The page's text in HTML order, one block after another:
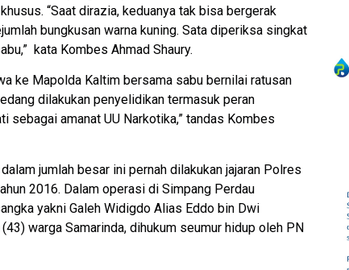
“Saat dirazia, keduanya tak bisa bergerak
bungkusan warna kuning. Sata diperiksa singkat
kata Kombes Ahmad Shaury.
ke Mapolda Kaltim bersama sabu bernilai ratusan
dilakukan penyelidikan termasuk peran
sebagai amanat UU Narkotika,” tandas Kombes
jumlah besar ini pernah dilakukan jajaran Polres
2016. Dalam operasi di Simpang Perdau
yakni Galeh Widigdo Alias Eddo bin Dwi
warga Samarinda, dihukum seumur hidup oleh PN